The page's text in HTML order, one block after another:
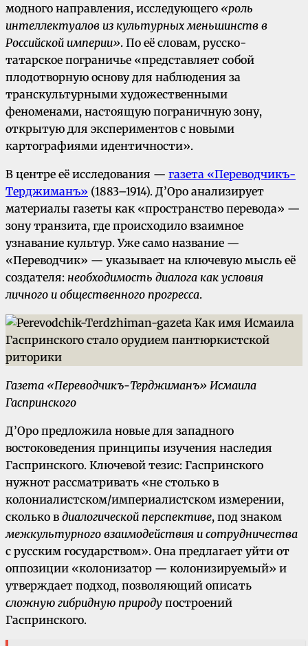
модного направления, исследующего «роль
интеллектуалов из культурных меньшинств в
Российской империи». По её словам, русско-
татарское пограничье «представляет собой
плодотворную основу для наблюдения за
транскультурными художественными
феноменами, настоящую пограничную зону,
открытую для экспериментов с новыми
картографиями идентичности».
В центре её исследования — газета «Переводчикъ-
Терджиманъ» (1883–1914). Д’Оро анализирует
материалы газеты как «пространство перевода» —
зону транзита, где происходило взаимное
узнавание культур. Уже само название —
«Переводчик» — указывает на ключевую мысль её
создателя: необходимость диалога как условия
личного и общественного прогресса.
Газета «Переводчикъ-Терджиманъ» Исмаила
Гаспринского
Д’Оро предложила новые для западного
востоковедения принципы изучения наследия
Гаспринского. Ключевой тезис: Гаспринского
нужнот рассматривать «не столько в
колониалистском/империалистском измерении,
сколько в диалогической перспективе, под знаком
межкультурного взаимодействия и сотрудничества
с русским государством». Она предлагает уйти от
оппозиции «колонизатор — колонизируемый» и
утверждает подход, позволяющий описать
сложную гибридную природу построений
Гаспринского.